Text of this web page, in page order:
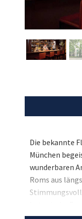
Die bekannte
München
wunderbaren
Roms aus
botanische